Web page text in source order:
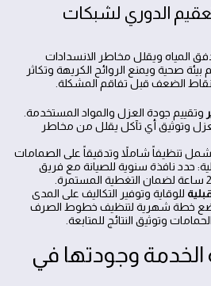
الدوري لشبكات
المياه ويقلل مخاطر الانسدادات
صحية ويمنع الروائح الكريهة وتكاثر
الضعف قبل تفاقم المشكلة.
وتقييم جودة العزل والمواد المستخدمة.
وتوثيق أي تآكل يقلل من مخاطر
تنظيفاً شاملاً وتدقيقاً على الصمامات
حدد نافذة سنوية للصيانة مع فريق
للوقاية وتوفير التكاليف على المدى
ضع خطة شهرية لتنظيف خطوط الصرف
وتوثيق النتائج للمتابعة.
وجودتها في